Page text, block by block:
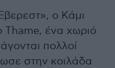
ο Κάμι
Thame, ένα χωριό
πολλοί
στην κοιλάδα